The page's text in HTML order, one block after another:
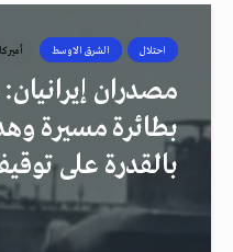
احتلال الشرق الاوسط أميركا
مصدران إيرانيان:
بطائرة مسيرة
بالقدرة على